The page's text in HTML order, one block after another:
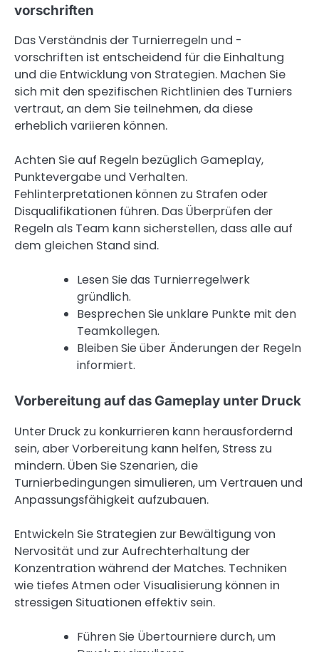
vorschriften
Das Verständnis der Turnierregeln und -
vorschriften ist entscheidend für die Einhaltung
und die Entwicklung von Strategien. Machen Sie
sich mit den spezifischen Richtlinien des Turniers
vertraut, an dem Sie teilnehmen, da diese
erheblich variieren können.
Achten Sie auf Regeln bezüglich Gameplay,
Punktevergabe und Verhalten.
Fehlinterpretationen können zu Strafen oder
Disqualifikationen führen. Das Überprüfen der
Regeln als Team kann sicherstellen, dass alle auf
dem gleichen Stand sind.
Lesen Sie das Turnierregelwerk
gründlich.
Besprechen Sie unklare Punkte mit den
Teamkollegen.
Bleiben Sie über Änderungen der Regeln
informiert.
Vorbereitung auf das Gameplay unter Druck
Unter Druck zu konkurrieren kann herausfordernd
sein, aber Vorbereitung kann helfen, Stress zu
mindern. Üben Sie Szenarien, die
Turnierbedingungen simulieren, um Vertrauen und
Anpassungsfähigkeit aufzubauen.
Entwickeln Sie Strategien zur Bewältigung von
Nervosität und zur Aufrechterhaltung der
Konzentration während der Matches. Techniken
wie tiefes Atmen oder Visualisierung können in
stressigen Situationen effektiv sein.
Führen Sie Übertourniere durch, um